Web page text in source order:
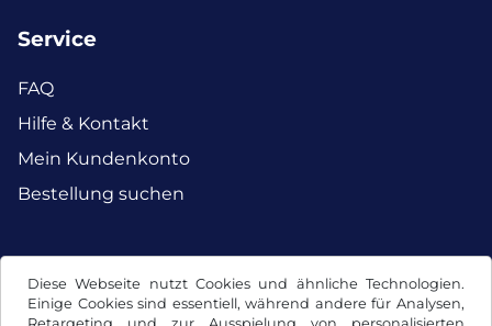
Diese Webseite nutzt Cookies und ähnliche Technologien.
Einige Cookies sind essentiell, während andere für Analysen,
Service
FAQ
Hilfe & Kontakt
Mein Kundenkonto
Bestellung suchen
Facebook Instagram